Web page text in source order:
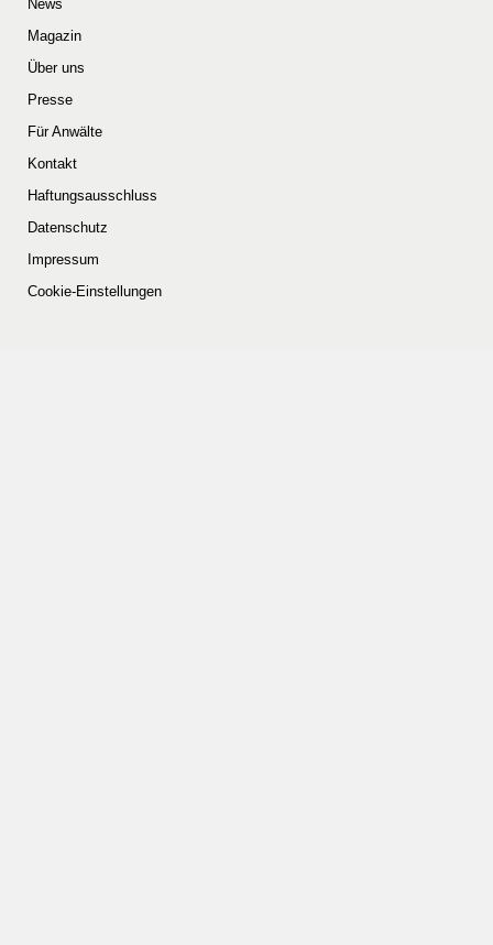
News
Magazin
Über uns
Presse
Für Anwälte
Kontakt
Haftungsausschluss
Datenschutz
Impressum
Cookie-Einstellungen